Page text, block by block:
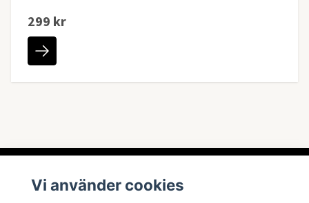
299 kr
Våra dörrar på Lantmannagatan 57 i Malmö har varit
öppna sedan juni 2024. Hos oss hittar du Malmös största
Vi använder cookies